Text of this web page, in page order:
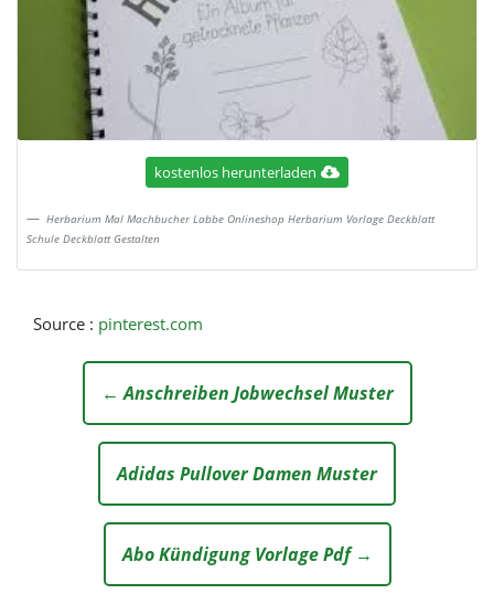
kostenlos herunterladen
Herbarium Mal Machbucher Labbe Onlineshop Herbarium Vorlage Deckblatt
Schule Deckblatt Gestalten
Source : pinterest.com
← Anschreiben Jobwechsel Muster
Adidas Pullover Damen Muster
Abo Kündigung Vorlage Pdf →